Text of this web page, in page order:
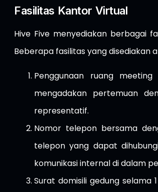
Fasilitas Kantor Virtual
Hive Five menyediakan berbagai
Beberapa fasilitas yang disediakan
Penggunaan ruang
mengadakan pertemuan
representatif.
Nomor telepon bersama
telepon yang dapat
komunikasi internal di dalam
Surat domisili gedung selama